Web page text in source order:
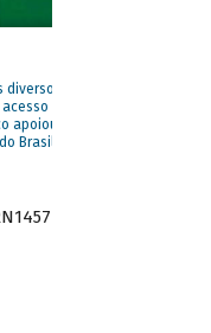
à
apoiou
Brasil e